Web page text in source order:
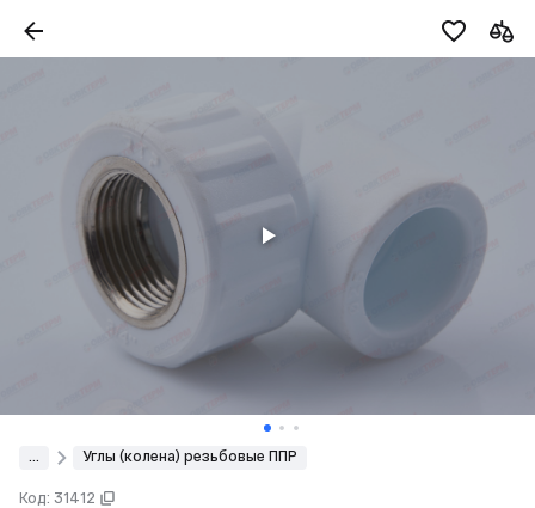
... Углы (колена) резьбовые ППР
Код: 31412